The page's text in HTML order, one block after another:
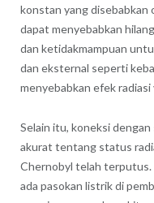
konstan yang disebabkan
dapat menyebabkan
dan ketidakmampuan
dan eksternal seperti
menyebabkan efek radiasi
Selain itu, koneksi
akurat tentang status
Chernobyl telah terputus.
ada pasokan listrik di